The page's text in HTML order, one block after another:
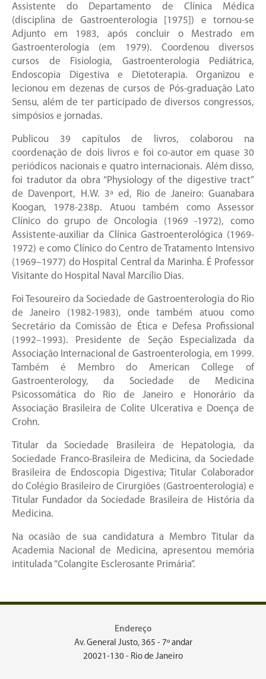
Assistente do Departamento de Clínica Médica
(disciplina de Gastroenterologia [1975]) e tornou-se
Adjunto em 1983, após concluir o Mestrado em
Gastroenterologia (em 1979). Coordenou diversos
cursos de Fisiologia, Gastroenterologia Pediátrica,
Endoscopia Digestiva e Dietoterapia. Organizou e
lecionou em dezenas de cursos de Pós-graduação Lato
Sensu, além de ter participado de diversos congressos,
simpósios e jornadas.
Publicou 39 capítulos de livros, colaborou na
coordenação de dois livros e foi co-autor em quase 30
periódicos nacionais e quatro internacionais. Além disso,
foi tradutor da obra “Physiology of the digestive tract”
de Davenport, H.W. 3ª ed, Rio de Janeiro: Guanabara
Koogan, 1978-238p. Atuou também como Assessor
Clínico do grupo de Oncologia (1969 -1972), como
Assistente-auxiliar da Clínica Gastroenterológica (1969-
1972) e como Clínico do Centro de Tratamento Intensivo
(1969–1977) do Hospital Central da Marinha. É Professor
Visitante do Hospital Naval Marcílio Dias.
Foi Tesoureiro da Sociedade de Gastroenterologia do Rio
de Janeiro (1982-1983), onde também atuou como
Secretário da Comissão de Ética e Defesa Profissional
(1992–1993). Presidente de Seção Especializada da
Associação Internacional de Gastroenterologia, em 1999.
Também é Membro do American College of
Gastroenterology, da Sociedade de Medicina
Psicossomática do Rio de Janeiro e Honorário da
Associação Brasileira de Colite Ulcerativa e Doença de
Crohn.
Titular da Sociedade Brasileira de Hepatologia, da
Sociedade Franco-Brasileira de Medicina, da Sociedade
Brasileira de Endoscopia Digestiva; Titular Colaborador
do Colégio Brasileiro de Cirurgiões (Gastroenterologia) e
Titular Fundador da Sociedade Brasileira de História da
Medicina.
Na ocasião de sua candidatura a Membro Titular da
Academia Nacional de Medicina, apresentou memória
intitulada “Colangite Esclerosante Primária”.
Endereço
Av. General Justo, 365 - 7º andar
20021-130 - Rio de Janeiro